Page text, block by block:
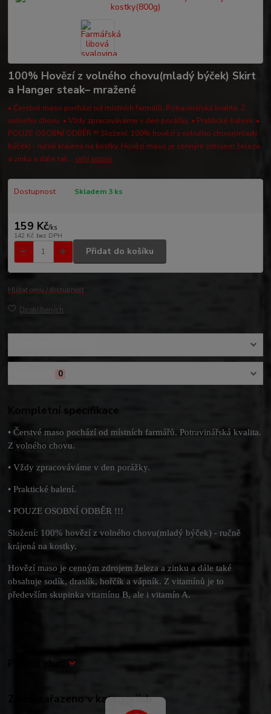
100% Hovězí z volného chovu(mladý býček) Skirt
a Hanger steak– mražené
• Čerstvé maso pochází od místních farmářů. Potravinářská kvalita. Z
volného chovu. • Vždy zpracováváme v den porážky. • Praktické balení. •
POUZE OSOBNÍ ODBĚR !!! Složení: 100% hovězí z volného chovu(mladý
býček) - ručně krájená na kostky. Hovězí maso je cenným zdrojem železa
a zinku a dále tak... celý popis
Dostupnost Skladem 3 ks
159 Kč/ks
142 Kč bez DPH
Přidat do košíku
Hlídat cenu / dostupnost
Do oblíbených
0
Kompletní specifikace
• Čerstvé maso pochází od místních farmářů. Potravinářská kvalita.
Z volného chovu.
• Vždy zpracováváme v den porážky.
• Praktické balení.
• POUZE OSOBNÍ ODBĚR !!!
Složení: 100% hovězí z volného chovu(mladý býček) - ručně
krájená na kostky.
Hovězí maso je cenným zdrojem železa a zinku a dále také
obsahuje sodík, draslík, hořčík a vápník. Z vitamínů je to
především skupinka vitamínu B, ale i vitamín A.
Původ zboží
Zboží zařazeno v kategoriích